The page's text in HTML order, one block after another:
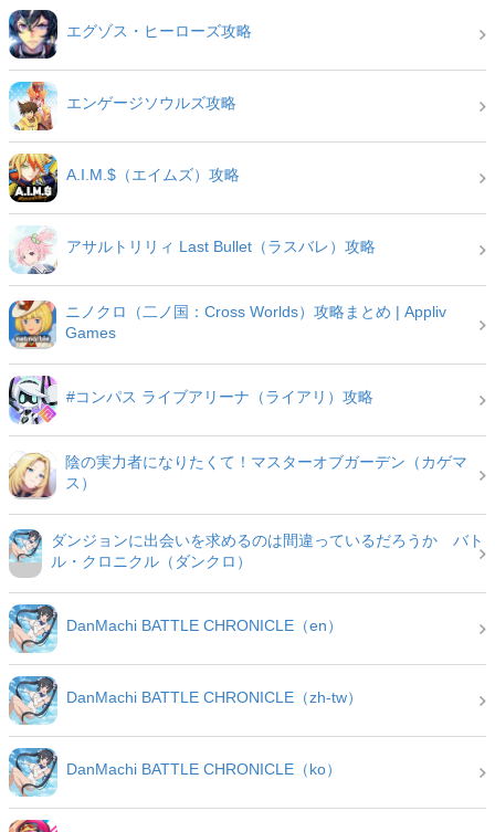
エグゾス・ヒーローズ攻略
エンゲージソウルズ攻略
A.I.M.$（エイムズ）攻略
アサルトリリィ Last Bullet（ラスバレ）攻略
ニノクロ（二ノ国：Cross Worlds）攻略まとめ | Appliv
Games
#コンパス ライブアリーナ（ライアリ）攻略
陰の実力者になりたくて！マスターオブガーデン（カゲマ
ス）
ダンジョンに出会いを求めるのは間違っているだろうか バト
ル・クロニクル（ダンクロ）
DanMachi BATTLE CHRONICLE（en）
DanMachi BATTLE CHRONICLE（zh-tw）
DanMachi BATTLE CHRONICLE（ko）